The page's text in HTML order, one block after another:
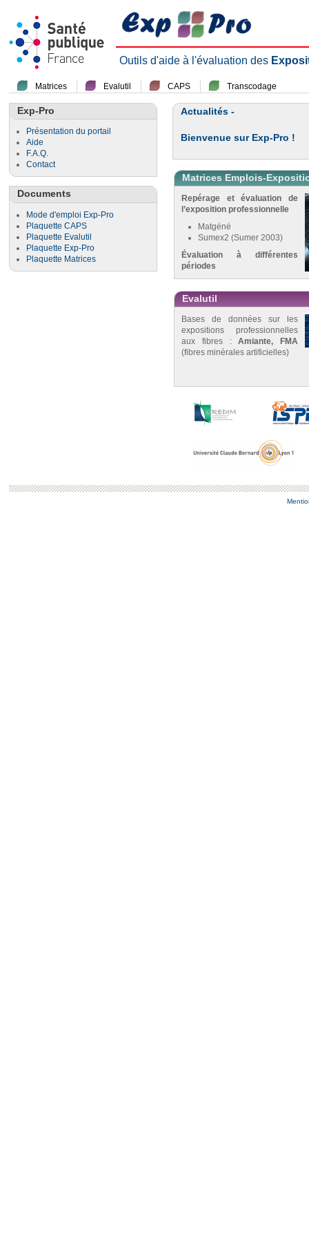
Outils d'aide à l'évaluation des
Matrices Evalutil CAPS Transcodage
Exp-Pro
Présentation du portail
Aide
F.A.Q.
Contact
Documents
Mode d'emploi Exp-Pro
Plaquette CAPS
Plaquette Evalutil
Plaquette Exp-Pro
Plaquette Matrices
Actualités -
Bienvenue sur Exp-Pro !
Matrices Emplois-
Repérage et évaluation de
l’exposition professionnelle
Matgéné
Sumex2 (Sumer 2003)
Évaluation à différentes
périodes
Evalutil
Bases de données sur les
expositions professionnelles
aux fibres :Amiante, FMA
(fibres minérales artificielles)